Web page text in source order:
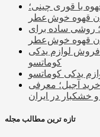
با قوری چینی؛
قهوه خوش‌عطر
روشی ساده برای
قهوه خوش‌عطر
فروش لوازم یدکی
کوماتسو
یدکی کوماتسو
آجیل؛ معرفی
تازه ترین مطالب مجله